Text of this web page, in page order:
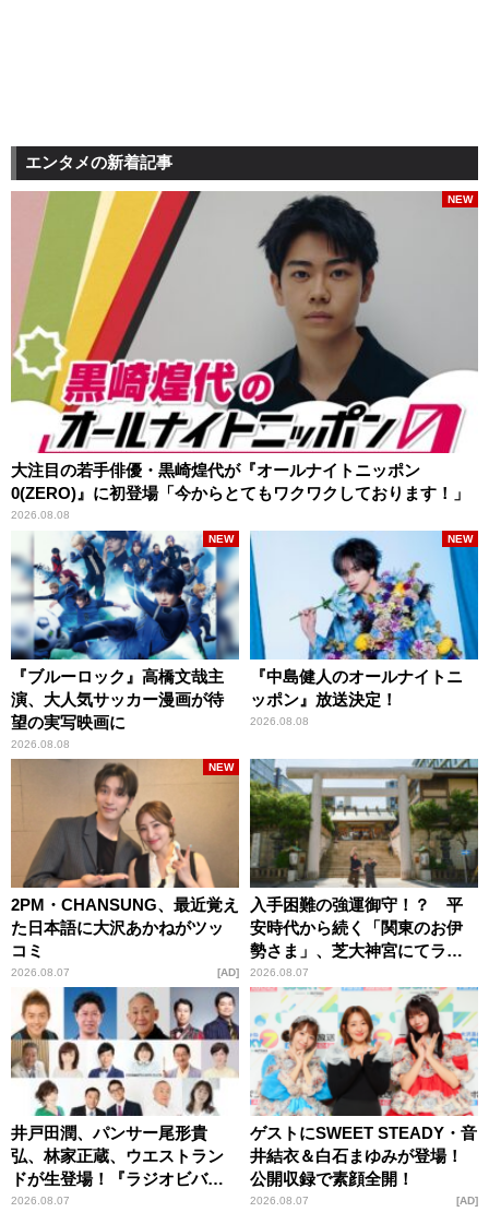
エンタメの新着記事
大注目の若手俳優・黒崎煌代が『オールナイトニッポン
0(ZERO)』に初登場「今からとてもワクワクしております！」
2026.08.08
NEW
『ブルーロック』高橋文哉主
演、大人気サッカー漫画が待
望の実写映画に
2026.08.08
NEW
『中島健人のオールナイトニ
ッポン』放送決定！
2026.08.08
NEW
2PM・CHANSUNG、最近覚え
た日本語に大沢あかねがツッ
コミ
2026.08.07
NEW
AD
入手困難の強運御守！？ 平
安時代から続く「関東のお伊
勢さま」、芝大神宮にてラン
パンプスが合格祈願！
2026.08.07
井戸田潤、パンサー尾形貴
弘、林家正蔵、ウエストラン
ドが生登場！『ラジオビバリ
ー昼ズ』
2026.08.07
ゲストにSWEET STEADY・音
井結衣＆白石まゆみが登場！
公開収録で素顔全開！
2026.08.07 AD